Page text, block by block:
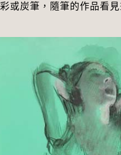
或炭筆，隨筆的作品看